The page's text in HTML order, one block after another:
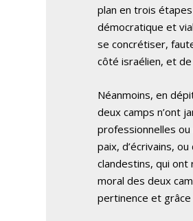
plan en trois
démocratique et
se concrétiser,
côté israélien, et
Néanmoins, en
deux camps n’ont
professionnelles
paix, d’écrivains,
clandestins, qui
moral des deux
pertinence et